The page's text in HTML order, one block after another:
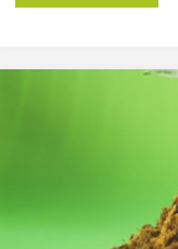
compost